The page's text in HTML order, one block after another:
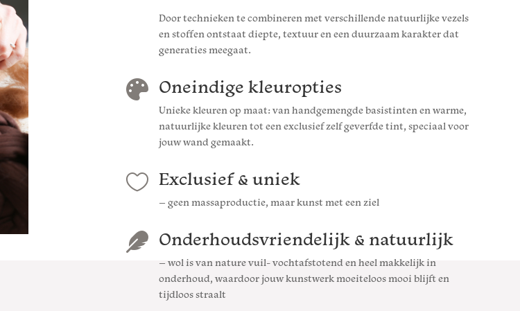
Door technieken te combineren met verschillende natuurlijke vezels
en stoffen ontstaat diepte, textuur en een duurzaam karakter dat
generaties meegaat.
 Oneindige kleuropties
Unieke kleuren op maat: van handgemengde basistinten en warme,
natuurlijke kleuren tot een exclusief zelf geverfde tint, speciaal voor
jouw wand gemaakt.
 Exclusief & uniek
– geen massaproductie, maar kunst met een ziel
 Onderhoudsvriendelijk & natuurlijk
– wol is van nature vuil- vochtafstotend en heel makkelijk in
onderhoud, waardoor jouw kunstwerk moeiteloos mooi blijft en
tijdloos straalt